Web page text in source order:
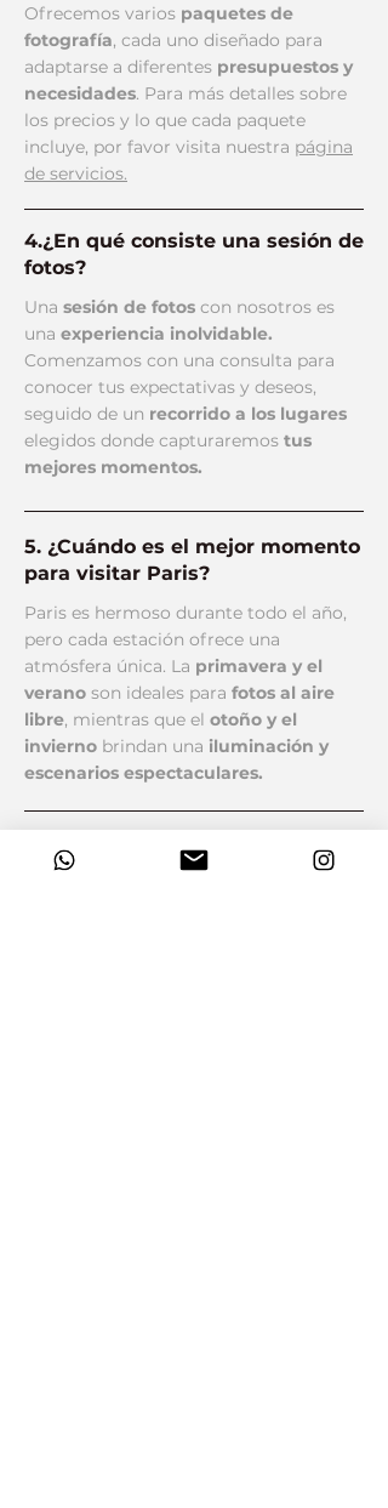
Ofrecemos varios paquetes de
fotografía, cada uno diseñado para
adaptarse a diferentes presupuestos y
necesidades. Para más detalles sobre
los precios y lo que cada paquete
incluye, por favor visita nuestra página
de servicios.
4.¿En qué consiste una sesión de
fotos?
Una sesión de fotos con nosotros es
una experiencia inolvidable.
Comenzamos con una consulta para
conocer tus expectativas y deseos,
seguido de un recorrido a los lugares
elegidos donde capturaremos tus
mejores momentos.
5. ¿Cuándo es el mejor momento
para visitar Paris?
Paris es hermoso durante todo el año,
pero cada estación ofrece una
atmósfera única. La primavera y el
verano son ideales para fotos al aire
libre, mientras que el otoño y el
invierno brindan una iluminación y
escenarios espectaculares.
al mismo tiempo?